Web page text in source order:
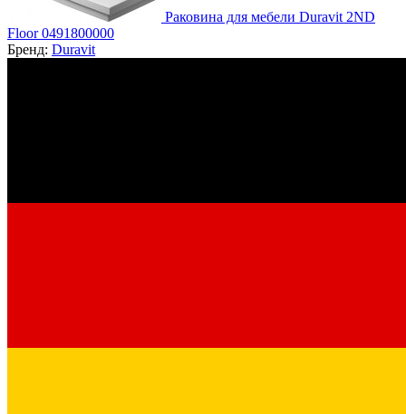
Раковина для мебели Duravit 2ND
Floor 0491800000
Бренд: Duravit